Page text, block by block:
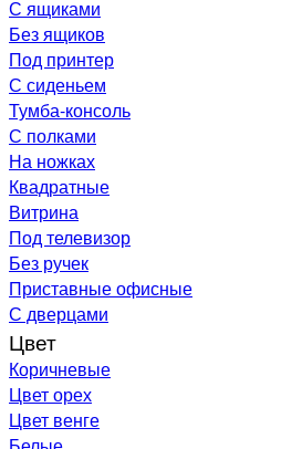
С ящиками
Без ящиков
Под принтер
С сиденьем
Тумба-консоль
С полками
На ножках
Квадратные
Витрина
Под телевизор
Без ручек
Приставные офисные
С дверцами
Цвет
Коричневые
Цвет орех
Цвет венге